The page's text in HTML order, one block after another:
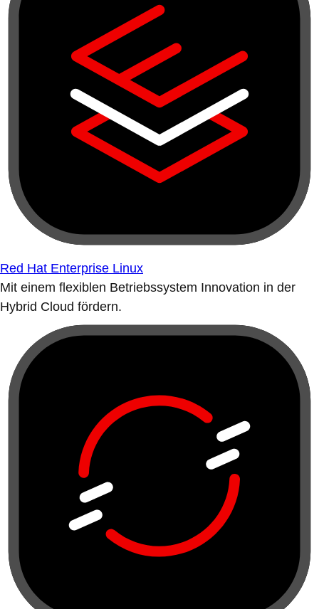
Red Hat Enterprise Linux
Mit einem flexiblen Betriebssystem Innovation in der
Hybrid Cloud fördern.